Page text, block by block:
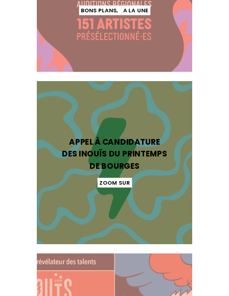
BONS PLANS, A LA UNE
APPEL À CANDIDATURE
DES INOUÏS DU PRINTEMPS
DE BOURGES
ZOOM SUR